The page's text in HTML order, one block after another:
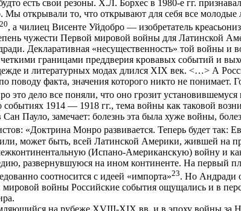
есть свои резоны. Х.Л. Борхес в 1980-е гг.
открывали то, что открывают для себя все
20, а чилиец Висенте Уйдобро — изобретатель
чужести Первой мировой войны для Латинской
Декларативная «несущественность» той войны и
границами преддверия кровавых событий и
и литературных модах длился XIX век. <…> А
факта, значения которого никто не понимает.
дело все поняли, что оно грозит установившемуся
1914 — 1918 гг., тема войны как таковой
Пауло, замечает: болезнь эта была хуже войны,
«Доктрина Монро развивается. Теперь будет так:
может быть, всей Латинской Америки, жившей на
(Испано-Американскую) войну и
развернувшуюся на ином континенте. На первый
соотносится с идеей «импорта»23. Но Андради
войны Российские события ощущались и в
на рубеже XVIII-XIX вв. и в эпоху войны за